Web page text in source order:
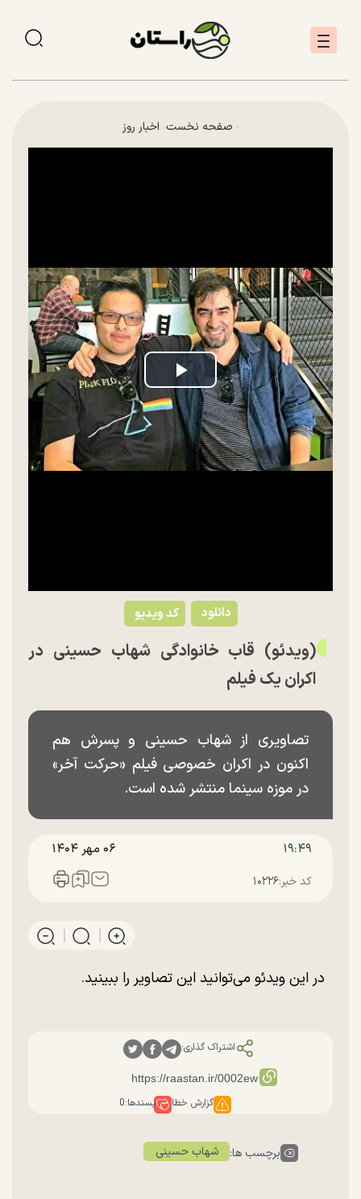
صفحه نخست اخبار روز
Play
Video
کد ویدیو دانلود
(ویدئو) قاب خانوادگی شهاب حسینی در
اکران یک فیلم
تصاویری از شهاب حسینی و پسرش هم
اکنون در اکران خصوصی فیلم «حرکت آخر»
در موزه سینما منتشر شده است.
۱۹:۴۹ ۰۶ مهر ۱۴۰۴
کد خبر:۱۰۲۲۶
در این ویدئو می‌توانید این تصاویر را ببینید.
اشتراک گذاری:
گزارش خطا پسندها:0
برچسب ها: شهاب حسینی